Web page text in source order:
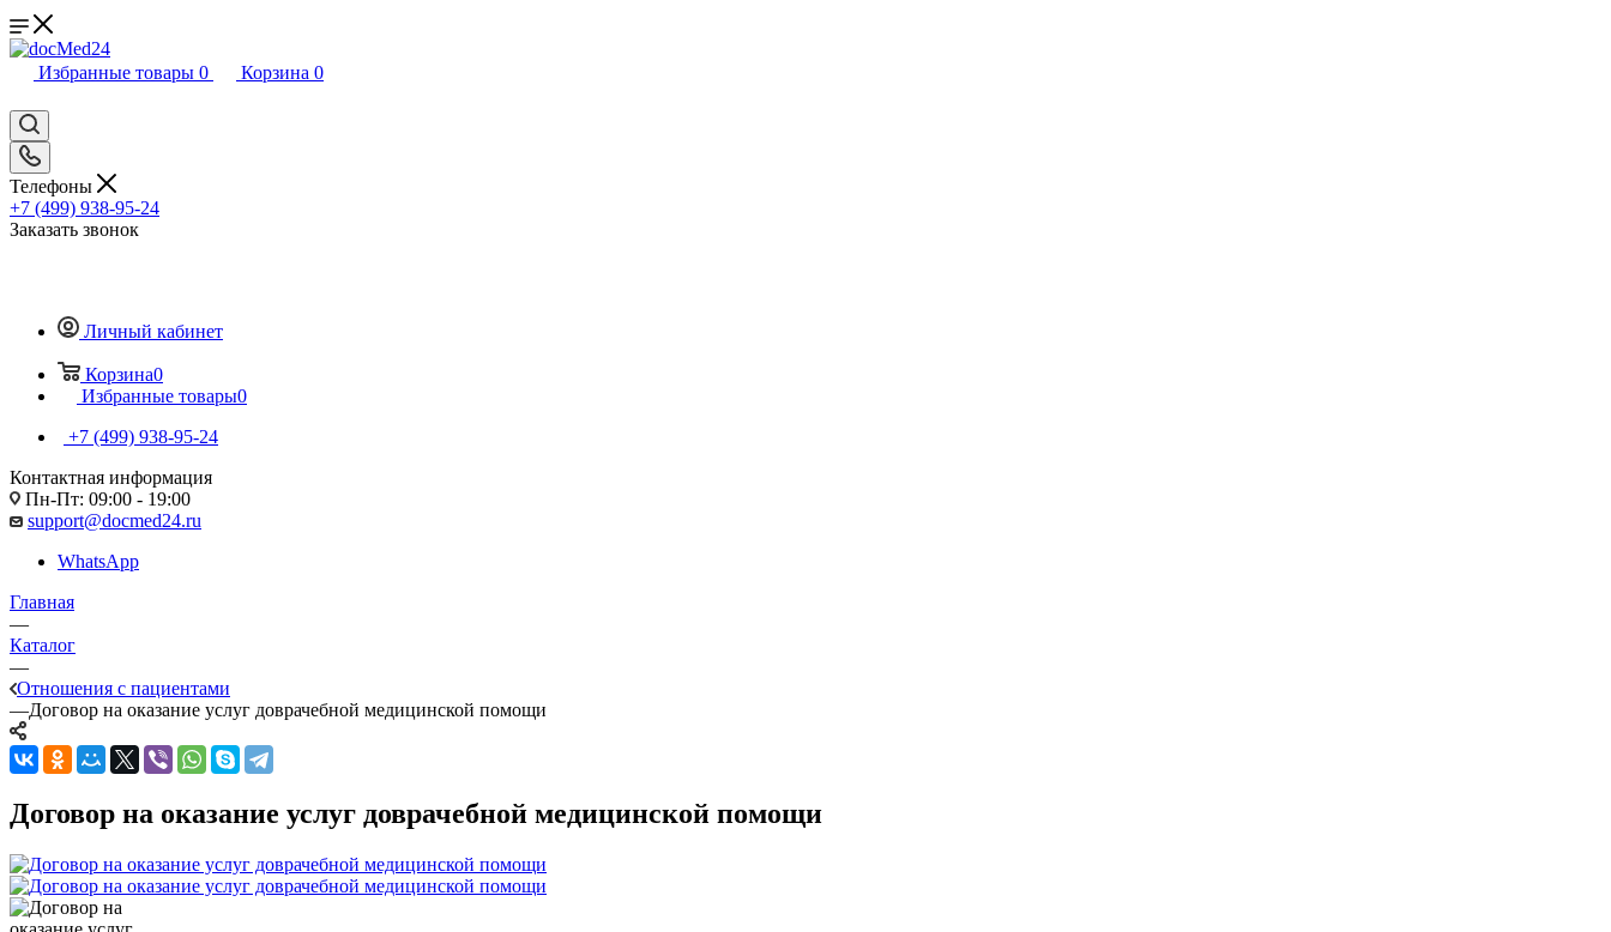
Избранные товары 0 Корзина 0
Телефоны
+7 (499) 938-95-24
Заказать звонок
Личный кабинет
Корзина0
Избранные товары0
+7 (499) 938-95-24
Контактная информация
Пн-Пт: 09:00 - 19:00
support@docmed24.ru
WhatsApp
Главная
—
Каталог
—
Отношения с пациентами
—Договор на оказание услуг доврачебной медицинской помощи
Договор на оказание услуг доврачебной медицинской помощи